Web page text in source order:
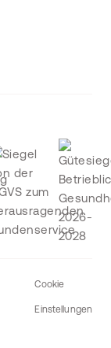
Cookie
Einstellungen